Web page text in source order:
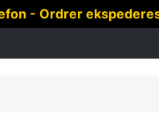
- Ordrer